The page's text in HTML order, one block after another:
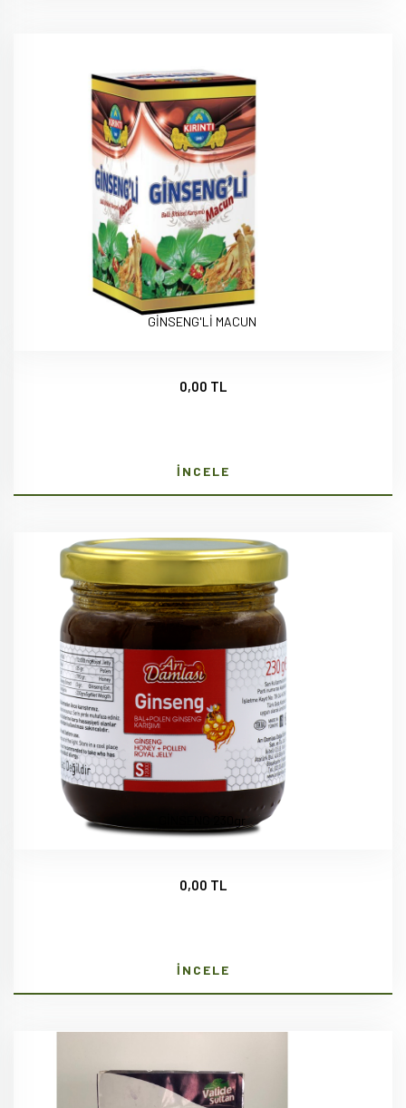
GİNSENG'Lİ MACUN
0,00 TL
İNCELE
GİNSENG 230gr
0,00 TL
İNCELE